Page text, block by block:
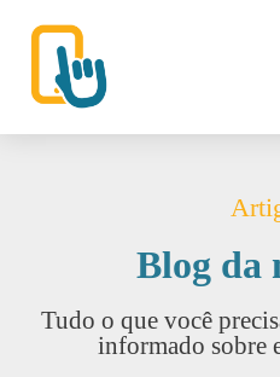
Blog da
Tudo o que você
informado sobre